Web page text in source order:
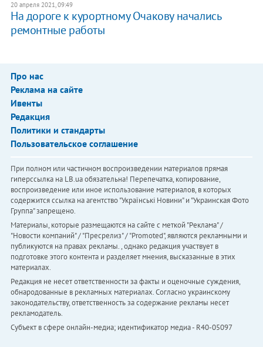
20 апреля 2021, 09:49
На дороге к курортному Очакову начались
ремонтные работы
Про нас
Реклама на сайте
Ивенты
Редакция
Политики и стандарты
Пользовательское соглашение
При полном или частичном воспроизведении материалов прямая
гиперссылка на LB.ua обязательна! Перепечатка, копирование,
воспроизведение или иное использование материалов, в которых
содержится ссылка на агентство "Українськi Новини" и "Украинская Фото
Группа" запрещено.
Материалы, которые размещаются на сайте с меткой "Реклама" /
"Новости компаний" / "Пресрелиз" / "Promoted", являются рекламными и
публикуются на правах рекламы. , однако редакция участвует в
подготовке этого контента и разделяет мнения, высказанные в этих
материалах.
Редакция не несет ответственности за факты и оценочные суждения,
обнародованные в рекламных материалах. Согласно украинскому
законодательству, ответственность за содержание рекламы несет
рекламодатель.
Субъект в сфере онлайн-медиа; идентификатор медиа - R40-05097